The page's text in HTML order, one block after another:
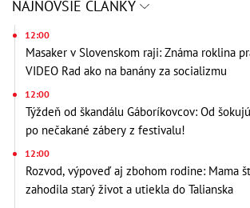
NAJNOVŠIE ČLÁNKY
12:00
Masaker v Slovenskom raji: Známa roklina
VIDEO Rad ako na banány za socializmu
12:00
Týždeň od škandálu Gáboríkovcov: Od
po nečakané zábery z festivalu!
12:00
Rozvod, výpoveď aj zbohom rodine: Mama
zahodila starý život a utiekla do Talianska